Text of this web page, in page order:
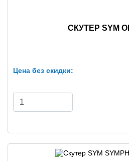
СКУТЕР SYM
Цена без скидки: